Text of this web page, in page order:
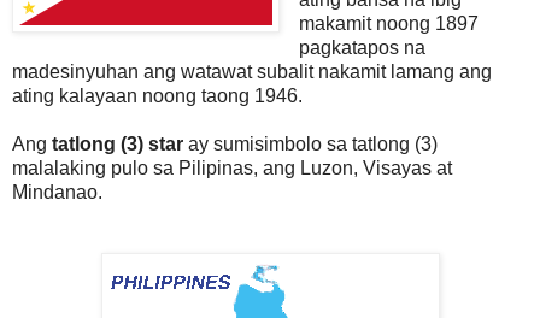
makamit noong 1897
pagkatapos na
madesinyuhan ang watawat subalit nakamit lamang ang
ating kalayaan noong taong 1946.
Ang tatlong (3) star ay sumisimbolo sa tatlong (3)
malalaking pulo sa Pilipinas, ang Luzon, Visayas at
Mindanao.